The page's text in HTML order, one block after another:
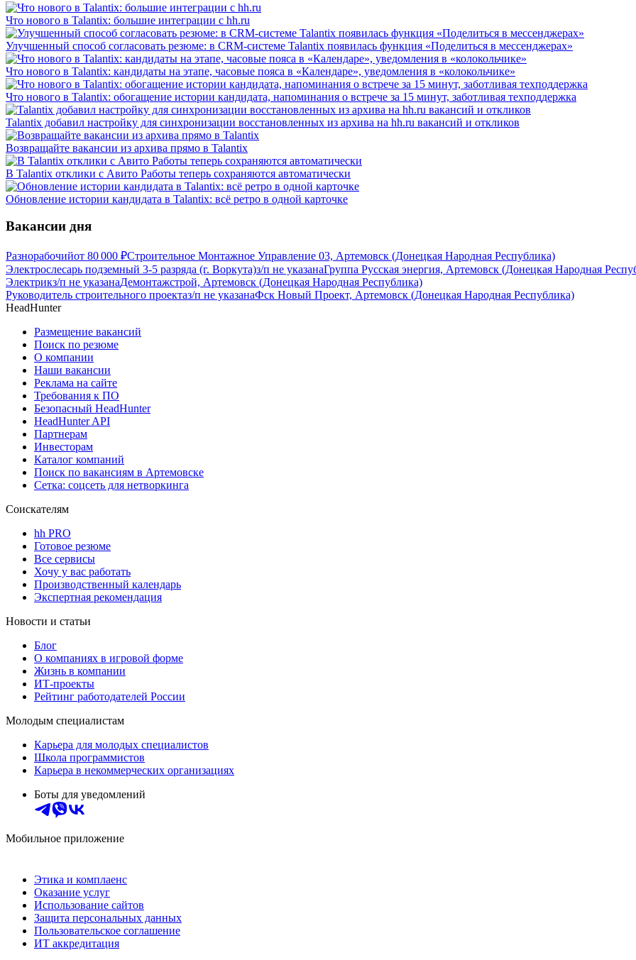
Что нового в Talantix: большие интеграции с hh.ru
Улучшенный способ согласовать резюме: в CRM-системе Talantix появилась функция «Поделиться в мессенджерах»
Что нового в Talantix: кандидаты на этапе, часовые пояса в «Календаре», уведомления в «колокольчике»
Что нового в Talantix: обогащение истории кандидата, напоминания о встрече за 15 минут, заботливая техподдержка
Talantix добавил настройку для синхронизации восстановленных из архива на hh.ru вакансий и откликов
Возвращайте вакансии из архива прямо в Talantix
В Talantix отклики с Авито Работы теперь сохраняются автоматически
Обновление истории кандидата в Talantix: всё ретро в одной карточке
Вакансии дня
Разнорабочийот 80 000 ₽Строительное Монтажное Управление 03, Артемовск (Донецкая Народная Республика)
Электрослесарь подземный 3-5 разряда (г. Воркута)з/п не указанаГруппа Русская энергия, Артемовск (Донецкая Народная
Электрикз/п не указанаДемонтажстрой, Артемовск (Донецкая Народная Республика)
Руководитель строительного проектаз/п не указанаФск Новый Проект, Артемовск (Донецкая Народная Республика)
HeadHunter
Размещение вакансий
Поиск по резюме
О компании
Наши вакансии
Реклама на сайте
Требования к ПО
Безопасный HeadHunter
HeadHunter API
Партнерам
Инвесторам
Каталог компаний
Поиск по вакансиям в Артемовске
Сетка: соцсеть для нетворкинга
Соискателям
hh PRO
Готовое резюме
Все сервисы
Хочу у вас работать
Производственный календарь
Экспертная рекомендация
Новости и статьи
Блог
О компаниях в игровой форме
Жизнь в компании
ИТ-проекты
Рейтинг работодателей России
Молодым специалистам
Карьера для молодых специалистов
Школа программистов
Карьера в некоммерческих организациях
Боты для уведомлений
Мобильное приложение
Этика и комплаенс
Оказание услуг
Использование сайтов
Защита персональных данных
Пользовательское соглашение
ИТ аккредитация